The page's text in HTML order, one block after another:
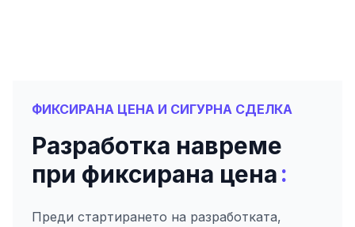
ФИКСИРАНА ЦЕНА И СИГУРНА СДЕЛКА
Разработка навреме
при фиксирана цена:
Преди стартирането на разработката,